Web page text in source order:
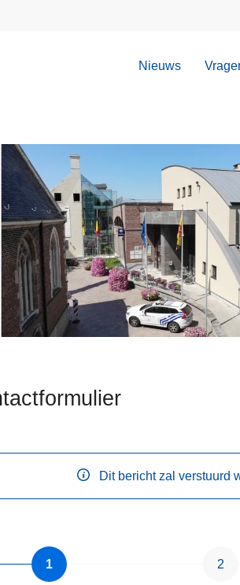
Nieuws
Dit bericht zal verstuurd